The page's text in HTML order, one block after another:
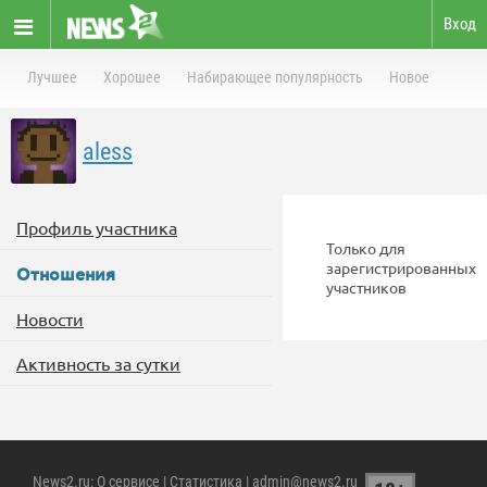
Вход
Лучшее Хорошее Набирающее популярность Новое
aless
Профиль участника
Отношения
Новости
Активность за сутки
Только для
зарегистрированных
участников
News2.ru: О сервисе | Статистика | admin@news2.ru